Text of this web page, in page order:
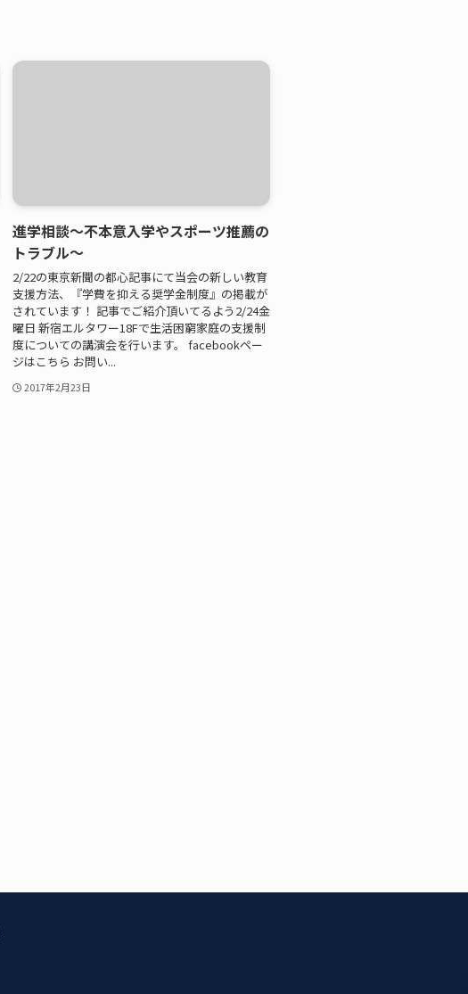
進学相談～不本意入学やスポーツ推薦の
トラブル～
2/22の東京新聞の都心記事にて当会の新しい教育
支援方法、『学費を抑える奨学金制度』の掲載が
されています！ 記事でご紹介頂いてるよう2/24金
曜日 新宿エルタワー18Fで生活困窮家庭の支援制
度についての講演会を行います。 facebookペー
ジはこちら お問い...
2017年2月23日